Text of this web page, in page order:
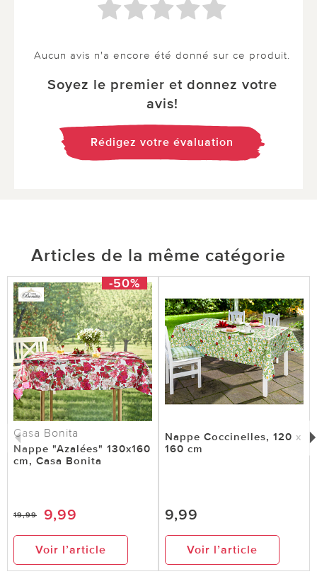
Aucun avis n'a encore été donné sur ce produit.
Soyez le premier et donnez votre
avis!
Rédigez votre évaluation
Articles de la même catégorie
-50%
Casa Bonita
Nappe "Azalées" 130x160
cm, Casa Bonita
19,99 9,99
Voir l’article
Nappe Coccinelles, 120 x
160 cm
9,99
Voir l’article